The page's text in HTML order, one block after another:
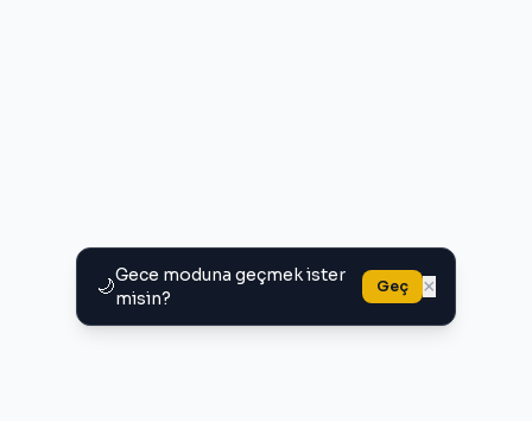
🌙Gece moduna geçmek ister
misin?
Geç ×